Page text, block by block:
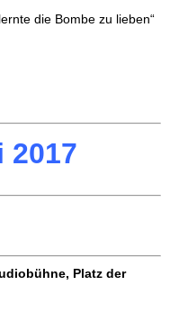
die Bombe zu lieben“
2017
Platz der